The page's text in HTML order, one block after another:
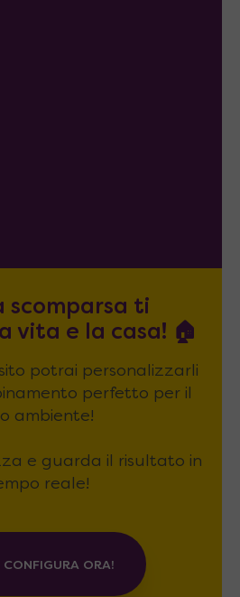
scomparsa ti
vita e la casa! 🏠
potrai personalizzarli
perfetto per il
ambiente!
e guarda il risultato in
reale!
CONFIGURA ORA!